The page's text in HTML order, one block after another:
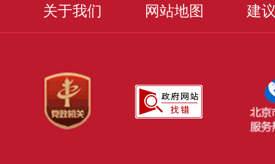
关于我们 网站地图 建